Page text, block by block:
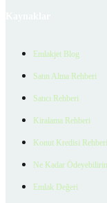
Emlakjet Blog
Satın Alma Rehberi
Satıcı Rehberi
Kiralama Rehberi
Konut Kredisi Rehberi
Ne Kadar
Emlak Değeri